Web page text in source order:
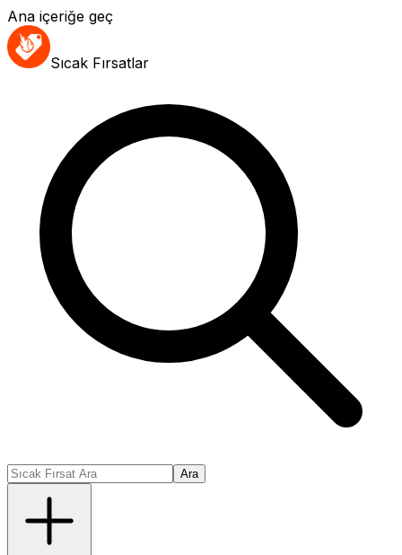
Ana içeriğe geç
Sıcak Fırsatlar
Ara